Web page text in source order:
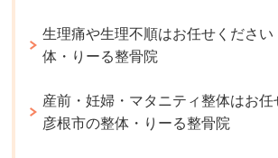
生理痛や生理不順はお任せください
体・りーる整骨院
産前・妊婦・マタニティ整体はお任
彦根市の整体・りーる整骨院